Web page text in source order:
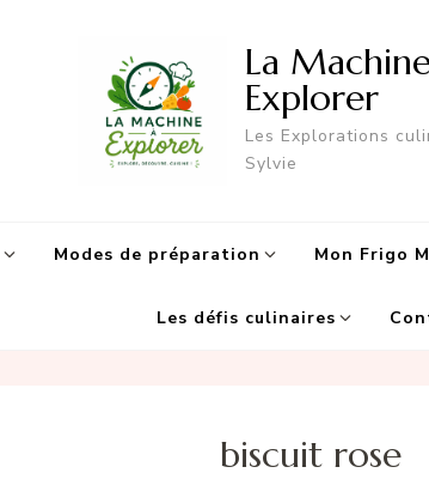
La
Explorer
Les Explorations
Sylvie
Modes de préparation Mon Frigo
Les défis culinaires
biscuit rose